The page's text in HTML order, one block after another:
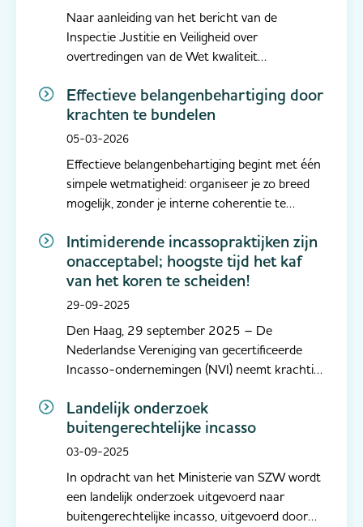
Naar aanleiding van het bericht van de
Inspectie Justitie en Veiligheid over
overtredingen van de Wet kwaliteit
Nederlandse Vereniging van gecertificeerde
Incasso-ondernemingen (NVI) dat voor haar
leden naleving van de wettelijke regels slechts
Effectieve belangenbehartiging door
krachten te bundelen
05-03-2026
Effectieve belangenbehartiging begint met één
simpele wetmatigheid: organiseer je zo breed
mogelijk, zonder je interne coherentie te
mogelijk met één stem te spreken. Precies
vanuit die gedachte zullen NVI (Nederlandse
Vereniging van gecertificeer...
Intimiderende incassopraktijken zijn
onacceptabel; hoogste tijd het kaf
van het koren te scheiden!
29-09-2025
Den Haag, 29 september 2025 – De
Nederlandse Vereniging van gecertificeerde
Incasso-ondernemingen (NVI) neemt krachtig
professionele praktijken die aan bod kwamen in
de uitzending van Radar. Dergelijke werkwijzen
zijn onacceptabel en staan haaks op de
Landelijk onderzoek
buitengerechtelijke incasso
03-09-2025
In opdracht van het Ministerie van SZW wordt
een landelijk onderzoek uitgevoerd naar
buitengerechtelijke incasso, uitgevoerd door